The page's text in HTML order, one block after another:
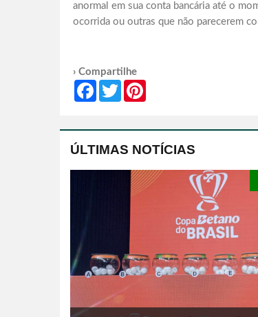
anormal em sua conta bancária até o
ocorrida ou outras que não parecerem
› Compartilhe
FacebookTwitter
ÚLTIMAS NOTÍCIAS